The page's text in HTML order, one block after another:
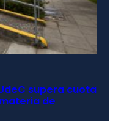
supera cuota
de